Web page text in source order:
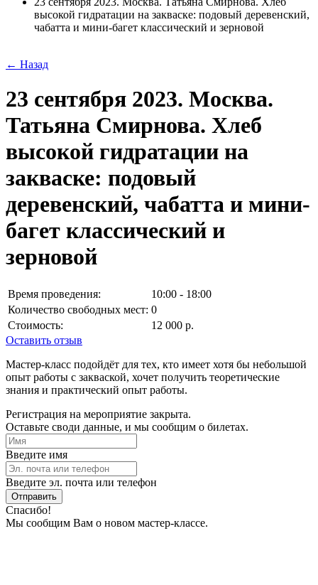
высокой гидратации на закваске: подовый деревенский,
чабатта и мини-багет классический и зерновой
← Назад
23 сентября 2023. Москва.
Татьяна Смирнова. Хлеб
высокой гидратации на
закваске: подовый
деревенский, чабатта и мини-
багет классический и
зерновой
Время проведения:
10:00 - 18:00
Количество свободных мест: 0
Стоимость:
12 000 р.
Оставить отзыв
Мастер-класс подойдёт для тех, кто имеет хотя бы небольшой
опыт работы с закваской, хочет получить теоретические
знания и практический опыт работы.
Регистрация на мероприятие закрыта.
Оставьте своди данные, и мы сообщим о билетах.
Введите имя
Введите эл. почта или телефон
Отправить
Спасибо!
Мы сообщим Вам о новом мастер-классе.